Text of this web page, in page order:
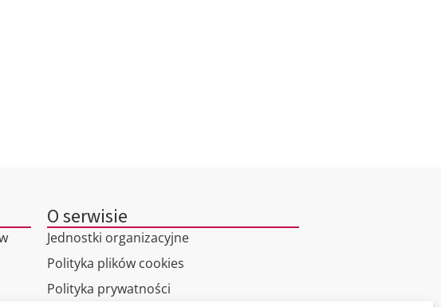
O serwisie
Jednostki organizacyjne
Polityka plików cookies
Polityka prywatności